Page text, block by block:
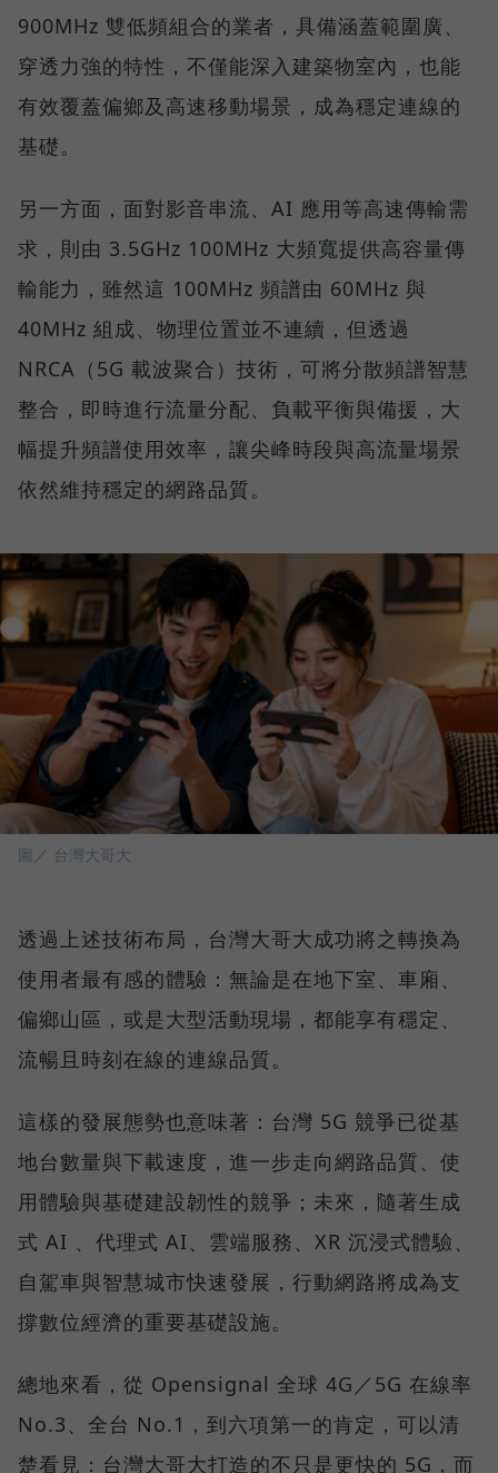
900MHz 雙低頻組合的業者，具備涵蓋範圍廣、
穿透力強的特性，不僅能深入建築物室內，也能
有效覆蓋偏鄉及高速移動場景，成為穩定連線的
基礎。
另一方面，面對影音串流、AI 應用等高速傳輸需
求，則由 3.5GHz 100MHz 大頻寬提供高容量傳
輸能力，雖然這 100MHz 頻譜由 60MHz 與
40MHz 組成、物理位置並不連續，但透過
NRCA（5G 載波聚合）技術，可將分散頻譜智慧
整合，即時進行流量分配、負載平衡與備援，大
幅提升頻譜使用效率，讓尖峰時段與高流量場景
依然維持穩定的網路品質。
圖／ 台灣大哥大
透過上述技術布局，台灣大哥大成功將之轉換為
使用者最有感的體驗：無論是在地下室、車廂、
偏鄉山區，或是大型活動現場，都能享有穩定、
流暢且時刻在線的連線品質。
這樣的發展態勢也意味著：台灣 5G 競爭已從基
地台數量與下載速度，進一步走向網路品質、使
用體驗與基礎建設韌性的競爭；未來，隨著生成
式 AI 、代理式 AI、雲端服務、XR 沉浸式體驗、
自駕車與智慧城市快速發展，行動網路將成為支
撐數位經濟的重要基礎設施。
總地來看，從 Opensignal 全球 4G／5G 在線率
No.3、全台 No.1，到六項第一的肯定，可以清
楚看見：台灣大哥大打造的不只是更快的 5G，而